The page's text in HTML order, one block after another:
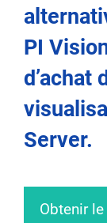
PI
d’achat
Server.
Obtenir